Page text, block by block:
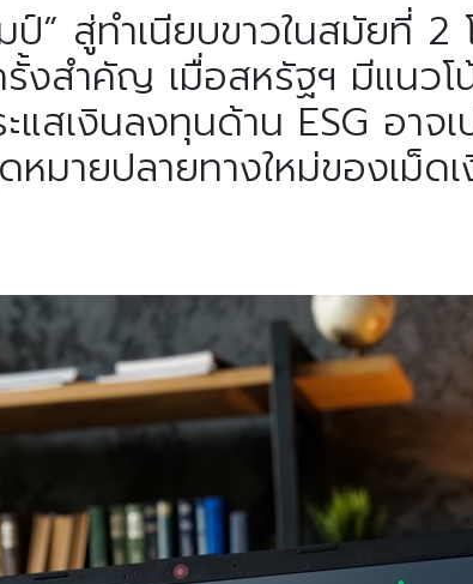
” สู่ทำเนียบขาวในสมัยที่ 2
งสำคัญ เมื่อสหรัฐฯ มีแนว
แสเงินลงทุนด้าน ESG อาจ
หมายปลายทางใหม่ของเม็ด